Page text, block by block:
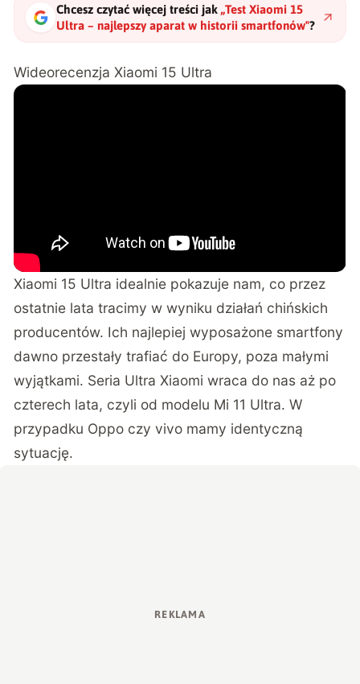
Chcesz czytać więcej treści jak „Test Xiaomi 15
Ultra – najlepszy aparat w historii smartfonów"?
Wideorecenzja Xiaomi 15 Ultra
Xiaomi 15 Ultra idealnie pokazuje nam, co przez
ostatnie lata tracimy w wyniku działań chińskich
producentów. Ich najlepiej wyposażone smartfony
dawno przestały trafiać do Europy, poza małymi
wyjątkami. Seria Ultra Xiaomi wraca do nas aż po
czterech lata, czyli od modelu Mi 11 Ultra. W
przypadku Oppo czy vivo mamy identyczną
sytuację.